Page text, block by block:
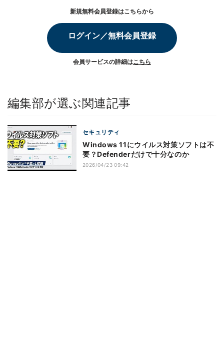
新規無料会員登録はこちらから
ログイン／無料会員登録
会員サービスの詳細はこちら
編集部が選ぶ関連記事
セキュリティ
Windows 11にウイルス対策ソフトは不
要？Defenderだけで十分なのか
2026/04/23 09:42